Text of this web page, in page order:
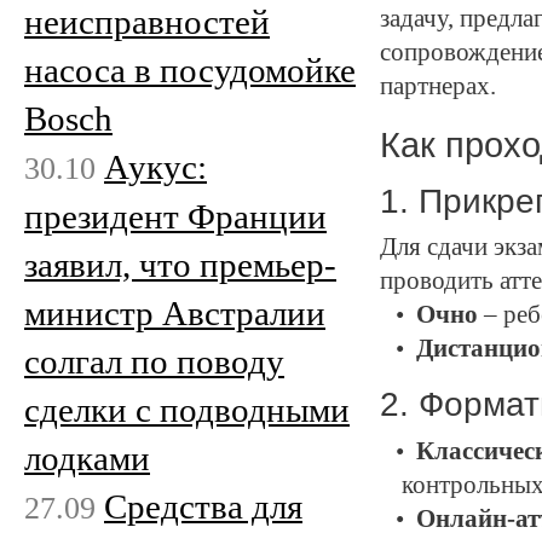
задачу,
партнерах.
Как
1.
Для сдачи
проводить
Очно –
2.
Онлайн-
неисправностей
насоса в посудомойке
Bosch
30.10 Аукус:
президент Франции
заявил, что премьер-
министр Австралии
солгал по поводу
сделки с подводными
лодками
27.09 Средства для